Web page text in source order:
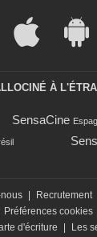
À
SensaCine
| Recrutement
Préférences cookies
d'écriture | Les